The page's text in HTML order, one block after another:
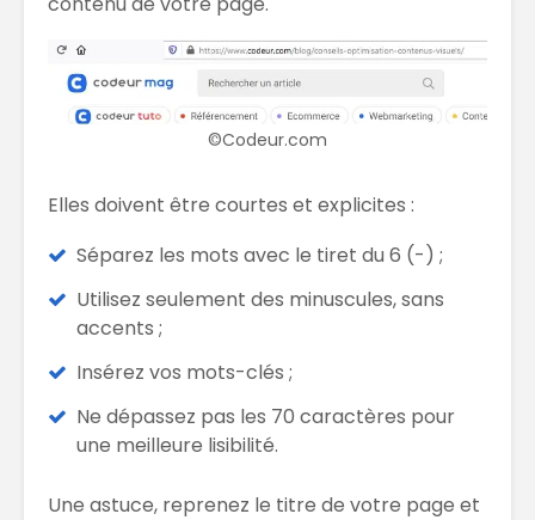
©Codeur.com
Elles doivent être courtes et explicites :
Séparez les mots avec le tiret du 6 (-) ;
Utilisez seulement des minuscules, sans
accents ;
Insérez vos mots-clés ;
Ne dépassez pas les 70 caractères pour
une meilleure lisibilité.
Une astuce, reprenez le titre de votre page et